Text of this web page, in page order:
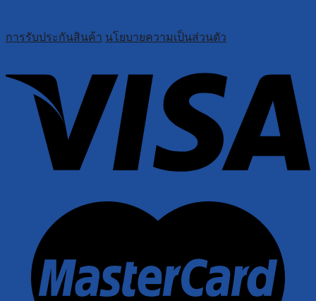
การรับประกันสินค้า นโยบายความเป็นส่วนตัว